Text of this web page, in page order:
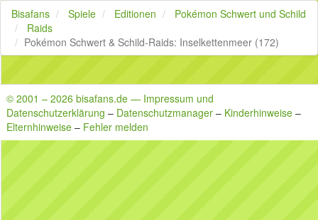
Bisafans Spiele Editionen
Pokémon Schwert und Schild
Raids
Pokémon Schwert & Schild-Raids: Inselkettenmeer (172)
© 2001 – 2026 bisafans.de — Impressum und
Datenschutzerklärung – Datenschutzmanager – Kinderhinweise –
Elternhinweise – Fehler melden